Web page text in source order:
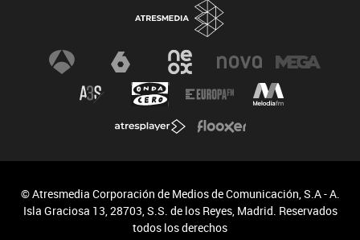
© Atresmedia Corporación de Medios de Comunicación, S.A - A.
Isla Graciosa 13, 28703, S.S. de los Reyes, Madrid. Reservados
todos los derechos